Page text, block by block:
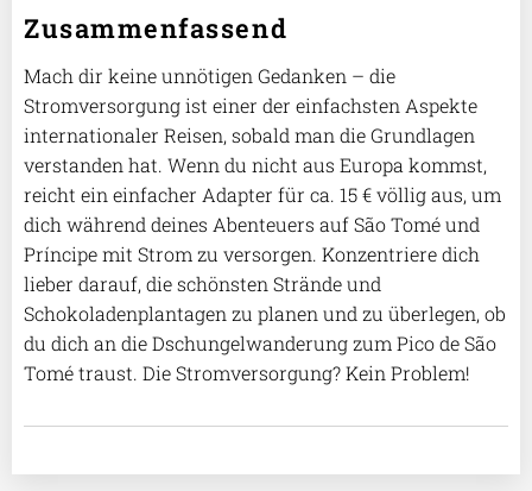
Zusammenfassend
Mach dir keine unnötigen Gedanken – die
Stromversorgung ist einer der einfachsten Aspekte
internationaler Reisen, sobald man die Grundlagen
verstanden hat. Wenn du nicht aus Europa kommst,
reicht ein einfacher Adapter für ca. 15 € völlig aus, um
dich während deines Abenteuers auf São Tomé und
Príncipe mit Strom zu versorgen. Konzentriere dich
lieber darauf, die schönsten Strände und
Schokoladenplantagen zu planen und zu überlegen, ob
du dich an die Dschungelwanderung zum Pico de São
Tomé traust. Die Stromversorgung? Kein Problem!